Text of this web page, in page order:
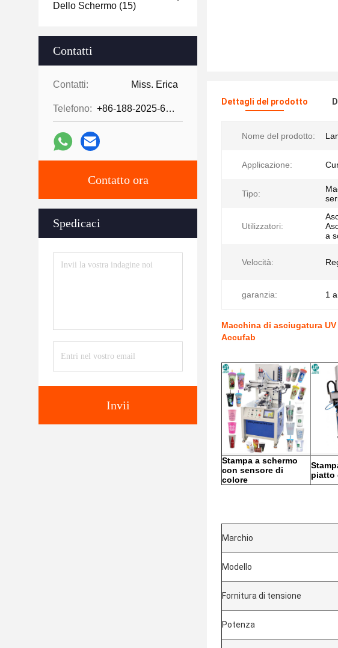
Dello Schermo (15)
Contatti
Contatti: Miss. Erica
Telefono: +86-188-2025-6376
Contatto ora
Spedicaci
Invii
Dettagli del prodotto
Nome del prodotto:
Applicazione:
Tipo:
Utilizzatori:
a
Velocità:
garanzia: 1
Macchina di asciugatura
Accufab
Stampa a schermo
con sensore di
colore
piatto
Marchio
Modello
Fornitura di tensione
Potenza